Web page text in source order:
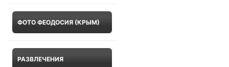
ФОТО ФЕОДОСИЯ (КРЫМ)
РАЗВЛЕЧЕНИЯ